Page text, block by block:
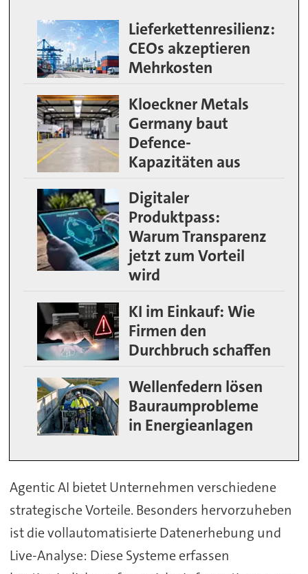
Lieferkettenresilienz:
CEOs akzeptieren
Mehrkosten
Kloeckner Metals
Germany baut
Defence-
Kapazitäten aus
Digitaler
Produktpass:
Warum Transparenz
jetzt zum Vorteil
wird
KI im Einkauf: Wie
Firmen den
Durchbruch schaffen
Wellenfedern lösen
Bauraumprobleme
in Energieanlagen
Agentic AI bietet Unternehmen verschiedene
strategische Vorteile. Besonders hervorzuheben
ist die vollautomatisierte Datenerhebung und
Live-Analyse: Diese Systeme erfassen